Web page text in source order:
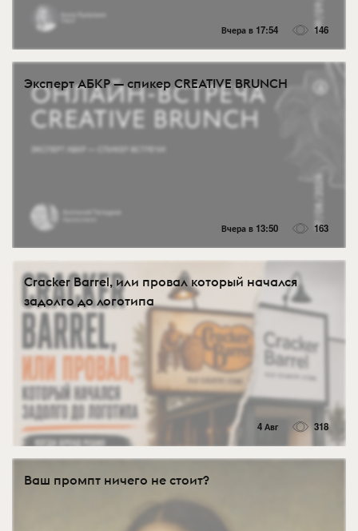
Вчера в 17:54 146
Эксперт АБКР — спикер CREATIVE BRUNCH
Вчера в 13:50 163
Cracker Barrel, или провал который начался
задолго до логотипа
4 Авг 318
Ваш промпт ничего не стоит?